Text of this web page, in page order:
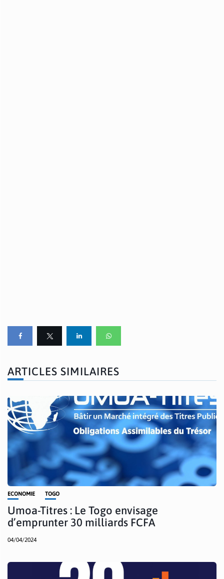
ARTICLES SIMILAIRES
ECONOMIE TOGO
Umoa-Titres : Le Togo envisage
d’emprunter 30 milliards FCFA
04/04/2024